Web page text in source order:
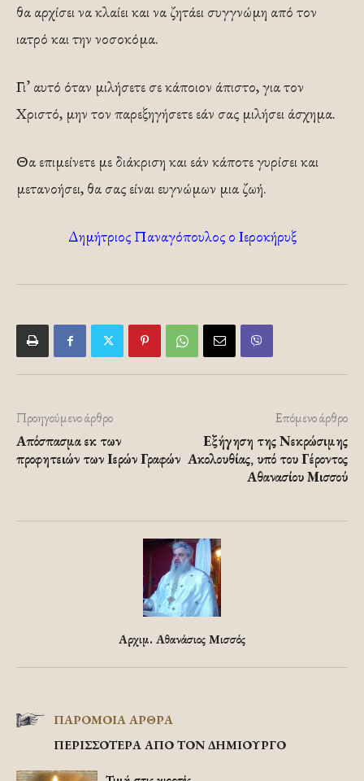
θα αρχίσει να κλαίει και να ζητάει συγγνώμη από τον
ιατρό και την νοσοκόμα.
Γι’ αυτό όταν μιλήσετε σε κάποιον άπιστο, για τον
Χριστό, μην τον παρεξηγήσετε εάν σας μιλήσει άσχημα.
Θα επιμείνετε με διάκριση και εάν κάποτε γυρίσει και
μετανοήσει, θα σας είναι ευγνώμων μια ζωή.
Δημήτριος Παναγόπουλος ο Ιεροκήρυξ
Προηγούμενο άρθρο
Απόσπασμα εκ των
προφητειών των Ιερών Γραφών
Επόμενο άρθρο
Εξήγηση της Νεκρώσιμης
Ακολουθίας, υπό του Γέροντος
Αθανασίου Μισσού
Αρχιμ. Αθανάσιος Μισσός
ΠΑΡΟΜΟΙΑ ΑΡΘΡΑ
ΠΕΡΙΣΣΟΤΕΡΑ ΑΠΟ ΤΟΝ ΔΗΜΙΟΥΡΓΟ